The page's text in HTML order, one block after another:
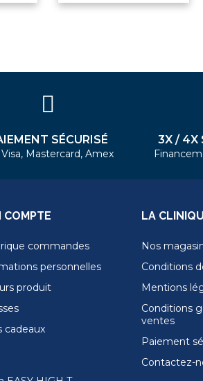
SÉCURISÉ
Visa, Mastercard, Amex
3X / 4X
COMPTE
commandes
personnelles
produit
cadeaux
LA
Nos
Conditions
Mentions
Conditions
ventes
Paiement
Contactez-